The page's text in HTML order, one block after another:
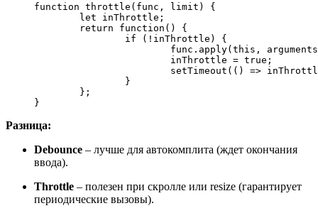
function throttle ( func, limit ) {
let inThrottle;
return
function ( ) {
if (!inThrottle) {
			func.
apply( this , arguments
			inThrottle =
true ;
setTimeout ( () =>
}
Разница:
Debounce – лучше для автокомплита (ждет окончания
ввода).
Throttle – полезен при скролле или resize (гарантирует
периодические вызовы).